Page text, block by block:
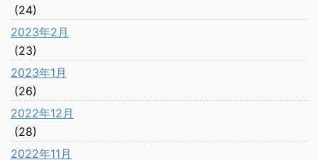
(24)
2023年2月
(23)
2023年1月
(26)
2022年12月
(28)
2022年11月